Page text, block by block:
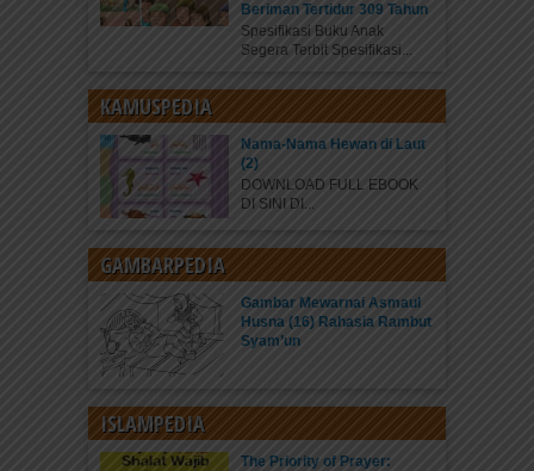
Beriman Tertidur 309 Tahun
Spesifikasi Buku Anak
Segera Terbit Spesifikasi...
KAMUSPEDIA
Nama-Nama Hewan di Laut
(2)
DOWNLOAD FULL EBOOK
DI SINI DI...
GAMBARPEDIA
Gambar Mewarnai Asmaul
Husna (16) Rahasia Rambut
Syam’un
ISLAMPEDIA
The Priority of Prayer: